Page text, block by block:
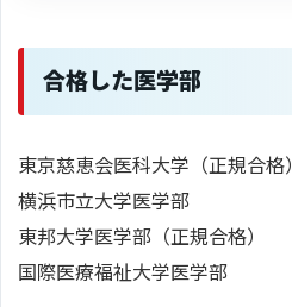
合格した医学部
東京慈恵会医科大学（正規合格）
横浜市立大学医学部
東邦大学医学部（正規合格）
国際医療福祉大学医学部